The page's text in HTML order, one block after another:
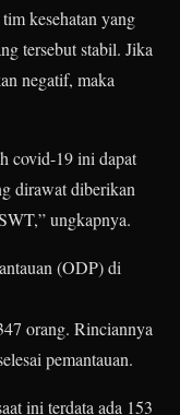
kesehatan yang
tersebut stabil. Jika
negatif, maka
covid-19 ini dapat
dirawat diberikan
ungkapnya.
(ODP) di
orang. Rinciannya
pemantauan.
ini terdata ada 153